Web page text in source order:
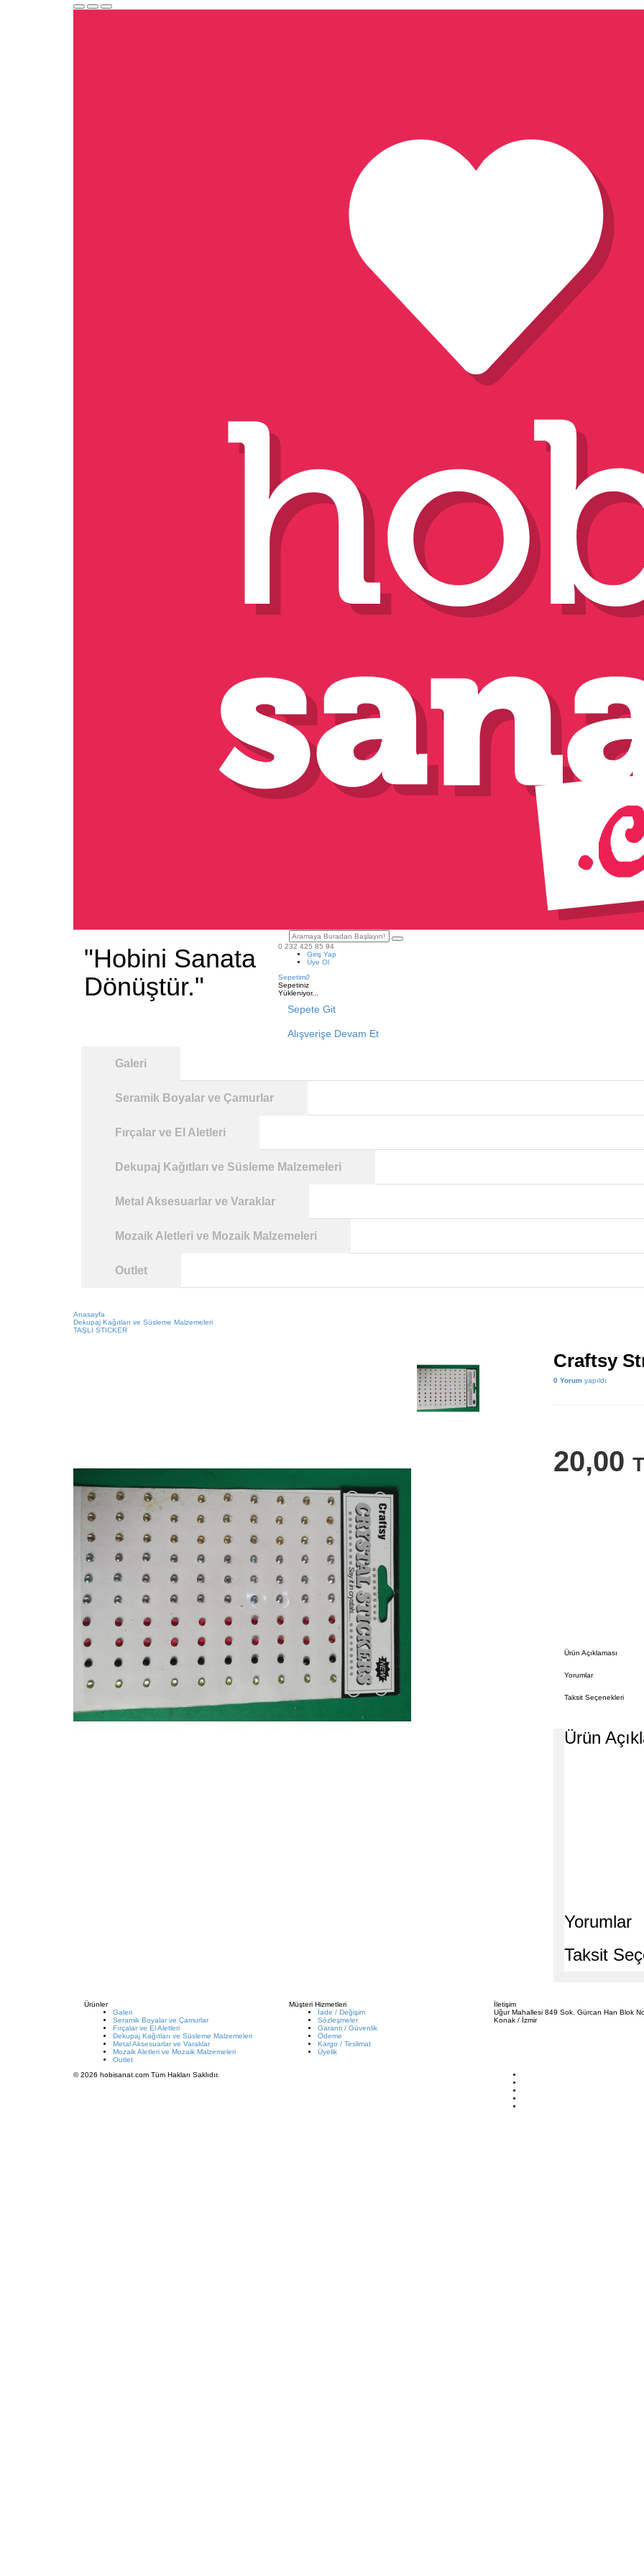
"Hobini Sanata
Dönüştür."
0 232 425 85 94
Giriş Yap
Üye Ol
Sepetim0
Sepetiniz
Yükleniyor...
Sepete Git
Alışverişe Devam Et
Galeri
Seramik Boyalar ve Çamurlar
Fırçalar ve El Aletleri
Dekupaj Kağıtları ve Süsleme Malzemeleri
Metal Aksesuarlar ve Varaklar
Mozaik Aletleri ve Mozaik Malzemeleri
Outlet
Anasayfa
Dekupaj Kağıtları ve Süsleme Malzemeleri
TAŞLI STICKER
Craftsy
0 Yorumyapıldı
20,00
Ürün Açıklaması
Yorumlar
Taksit Seçenekleri
Ürün
Yorumlar
Taksit
Ürünler
Galeri
Seramik Boyalar ve Çamurlar
Fırçalar ve El Aletleri
Dekupaj Kağıtları ve Süsleme Malzemeleri
Metal Aksesuarlar ve Varaklar
Mozaik Aletleri ve Mozaik Malzemeleri
Outlet
Müşteri Hizmetleri
İade / Değişim
Sözleşmeler
Garanti / Güvenlik
Ödeme
Kargo / Teslimat
Üyelik
İletişim
Uğur Mahallesi 849 Sok. Gürcan Han Blok
Konak / İzmir
© 2026 hobisanat.com Tüm Hakları Saklıdır.